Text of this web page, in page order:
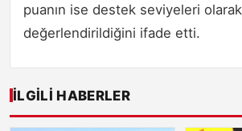
puanın ise destek seviyeleri olarak
değerlendirildiğini ifade etti.
İLGILI HABERLER